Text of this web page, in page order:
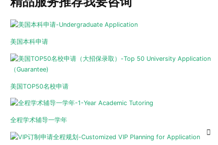
美国本科申请
美国TOP50名校申请
全程学术辅导一学年